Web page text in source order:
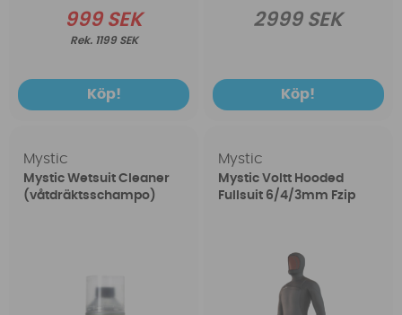
999 SEK
1199 SEK
Köp!
2999 SEK
Köp!
Mystic
Mystic Wetsuit Cleaner
(våtdräktsschampo)
Mystic
Mystic Voltt Hooded
Fullsuit 6/4/3mm Fzip